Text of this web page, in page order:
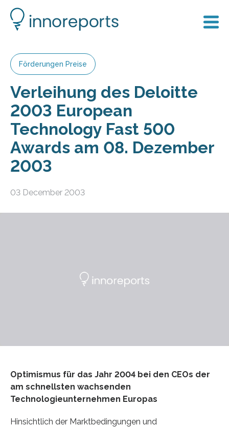
Förderungen Preise
Verleihung des Deloitte
2003 European
Technology Fast 500
Awards am 08. Dezember
2003
03 December 2003
Optimismus für das Jahr 2004 bei den CEOs der
am schnellsten wachsenden
Technologieunternehmen Europas
Hinsichtlich der Marktbedingungen und